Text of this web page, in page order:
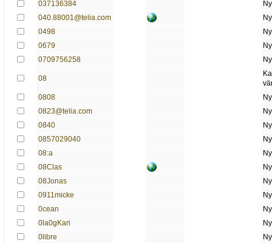
037136384
040.88001@telia.com
0498
0679
0709756258
08
0808
0823@telia.com
0840
0857029040
08:a
08Clas
08Jonas
0911micke
0cean
0la0gKari
0libre